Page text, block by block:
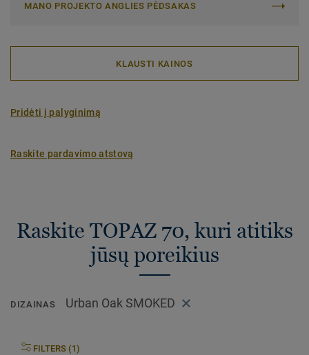
MANO PROJEKTO ANGLIES PĖDSAKAS
KLAUSTI KAINOS
Pridėti į palyginimą
Raskite pardavimo atstovą
Raskite TOPAZ 70, kuri atitiks
jūsų poreikius
DIZAINAS Urban Oak SMOKED
FILTERS (1)